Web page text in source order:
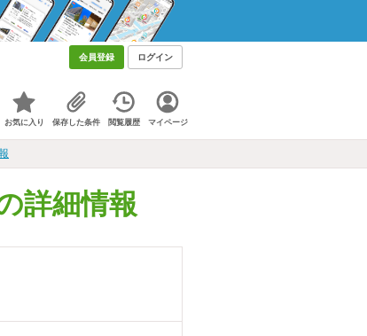
会員登録 ログイン
お気に入り 保存した条件 閲覧履歴 マイページ
詳細情報